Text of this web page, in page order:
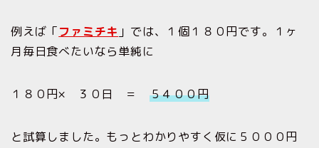
例えば「ファミチキ 」では、１個１８０円です。１ヶ
月毎日食べたいなら単純に
１８０円× ３０日 ＝ ５４００円
と試算しました。もっとわかりやすく仮に５０００円